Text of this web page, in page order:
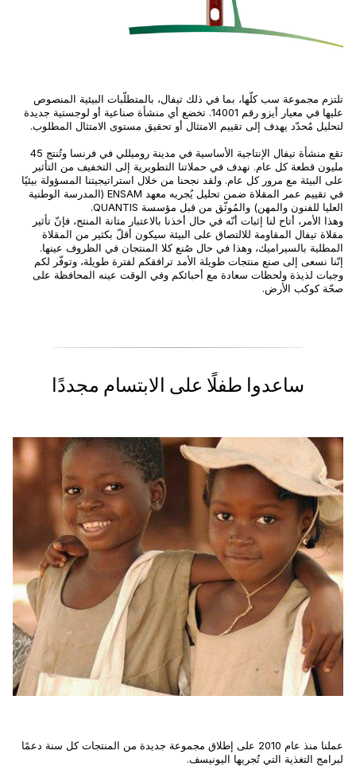
تلتزم مجموعة سب كلّها، بما في ذلك تيفال، بالمتطلّبات البيئية المنصوص
عليها في معيار أيزو رقم 14001. تخضع أي منشأة صناعية أو لوجستية جديدة
لتحليل مُحدّد يهدف إلى تقييم الامتثال أو تحقيق مستوى الامتثال المطلوب.
تقع منشأة تيفال الإنتاجية الأساسية في مدينة روميللي في فرنسا وتُنتج 45
مليون قطعة كل عام. نهدف في حملاتنا التطويرية إلى التخفيف من التأثير
على البيئة مع مرور كل عام. ولقد نجحنا من خلال استراتيجيتنا المسؤولة بيئيًا
في تقييم عمر المقلاة ضمن تحليل يُجريه معهد ENSAM (المدرسة الوطنية
العليا للفنون والمهن) والمُوثّق من قبل مؤسسة QUANTIS.
وهذا الأمر، أتاح لنا إثبات أنّه في حال أخذنا بالاعتبار متانة المنتج، فإنّ تأثير
مقلاة تيفال المقاومة للالتصاق على البيئة سيكون أقلّ بكثير من المقلاة
المطلية بالسيراميك، وهذا في حال صُنع كلا المنتجان في الظروف عينها.
إنّنا نسعى إلى صنع منتجات طويلة الأمد ترافقكم لفترة طويلة، وتوفّر لكم
وجبات لذيذة ولحظات سعادة مع أحبائكم وفي الوقت عينه المحافظة على
صحّة كوكب الأرض.
ساعدوا طفلًا على الابتسام مجددًا
عملنا منذ عام 2010 على إطلاق مجموعة جديدة من المنتجات كل سنة دعمًا
لبرامج التغذية التي تُجريها اليونيسف.